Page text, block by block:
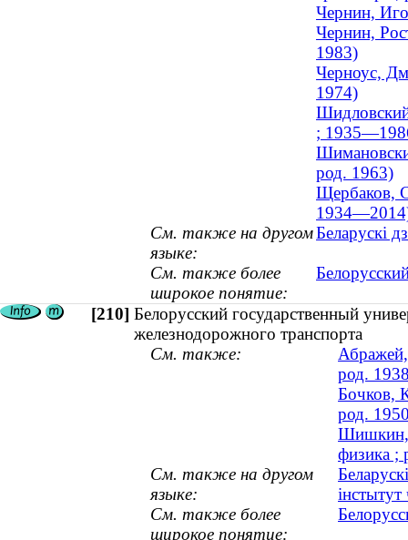
Чернин,
Чернин,
1983)
Черноус,
1974)
;
род. 1963)
Щербаков,
См. также на другом
языке:
Беларускі
См. также более
широкое понятие:
[210] Белорусский государственный
железнодорожного транспорта
См. также:
род.
Бочков,
род.
Шишкин,
физика ;
См. также на другом
языке:
См. также более
широкое понятие: